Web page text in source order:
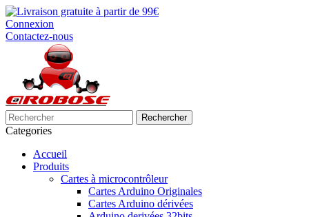
Connexion
Contactez-nous
Rechercher
Categories
Accueil
Produits
Cartes à microcontrôleur
Cartes Arduino Originales
Cartes Arduino dérivées